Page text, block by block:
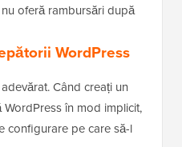
oferă rambursări după
WordPress
Când creați un
în mod implicit,
configurare pe care să-l